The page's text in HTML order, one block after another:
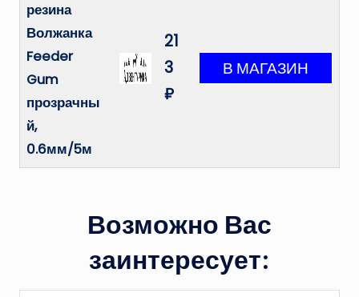
резина
Волжанка
Feeder
Gum
прозрачны
й,
0.6мм/5м
21
3
₽
Возможно Вас
заинтересует: